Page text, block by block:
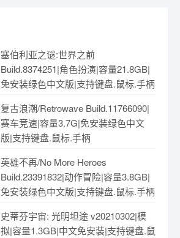
塞伯利亚之谜:世界之前
Build.8374251|角色扮演|容量21.8GB|
免安装绿色中文版|支持键盘.鼠标.手柄
复古浪潮/Retrowave Build.11766090|
赛车竞速|容量3.7G|免安装绿色中文
版|支持键盘.鼠标.手柄
英雄不再/No More Heroes
Build.23391832|动作冒险|容量3.8GB|
免安装绿色中文版|支持键盘.鼠标.手柄
史蒂芬宇宙: 光明坦途 v20210302|模
拟|容量1.3GB|中文免安装|支持键盘.鼠